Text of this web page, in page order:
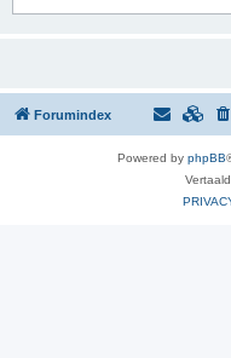
Forumindex
Powered by phpBB